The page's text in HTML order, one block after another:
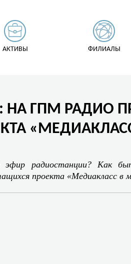
АКТИВЫ ФИЛИАЛЫ
ГПМ РАДИО
радиостанции? Как
проекта «Медиакласс в